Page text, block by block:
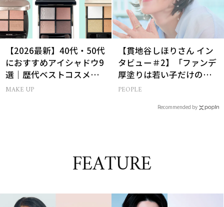
【2026最新】40代・50代
におすすめアイシャドウ9
選｜歴代ベストコスメ受
賞まとめ
MAKE UP
【貫地谷しほりさん イン
タビュー＃2】「ファンデ
厚塗りは若い子だけの特
権！」40代の今、たどり
PEOPLE
Recommended by
FEATURE